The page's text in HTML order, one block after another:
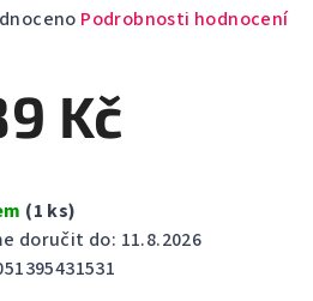
Podrobnosti hodnocení
Kč
(1 ks)
doručit do: 11.8.2026